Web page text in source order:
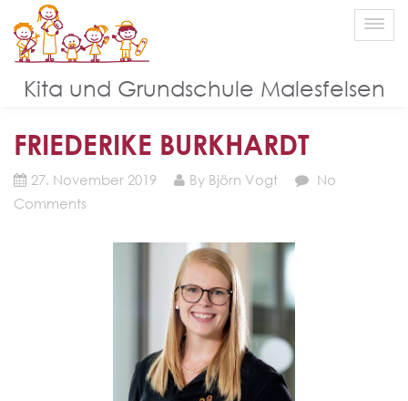
Kita und Grundschule Malesfelsen
FRIEDERIKE BURKHARDT
27. November 2019 By Björn Vogt
No
Comments